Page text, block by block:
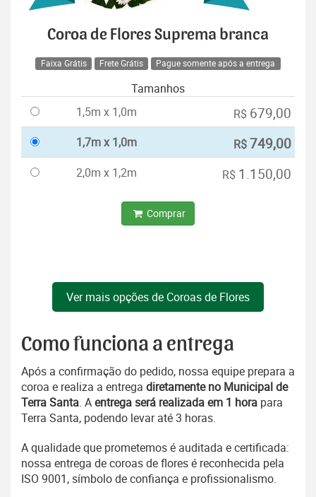
Coroa de Flores Suprema branca
Faixa Grátis Frete Grátis Pague somente após a entrega
Tamanhos
1,5m x 1,0m
R$ 679,00
1,7m x 1,0m R$749,00
2,0m x 1,2m R$ 1.150,00
Comprar
Ver mais opções de Coroas de Flores
Como funciona a entrega
Após a confirmação do pedido, nossa equipe prepara a
coroa e realiza a entrega diretamente no Municipal de
Terra Santa. Aentrega será realizada em 1 hora para
Terra Santa, podendo levar até 3 horas.
A qualidade que prometemos é auditada e certificada:
nossa entrega de coroas de flores é reconhecida pela
ISO 9001, símbolo de confiança e profissionalismo.